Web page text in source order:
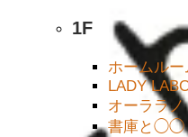
1F
ホームルー
LADY
オーララ
書庫と◯◯